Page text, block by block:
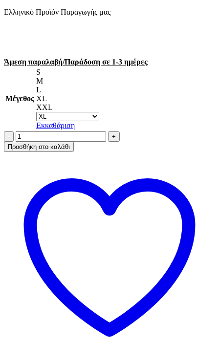
Ελληνικό Προϊόν Παραγωγής μας
Άμεση παραλαβή/Παράδοση σε 1-3 ημέρες
Μέγεθος
S
M
L
XL
XXL
Εκκαθάριση
A.A
UNDERWEAR
Brazil
Modal
Μπλε,
Κόκκινο
Γκρι
ποσότητα
Προσθήκη στο καλάθι